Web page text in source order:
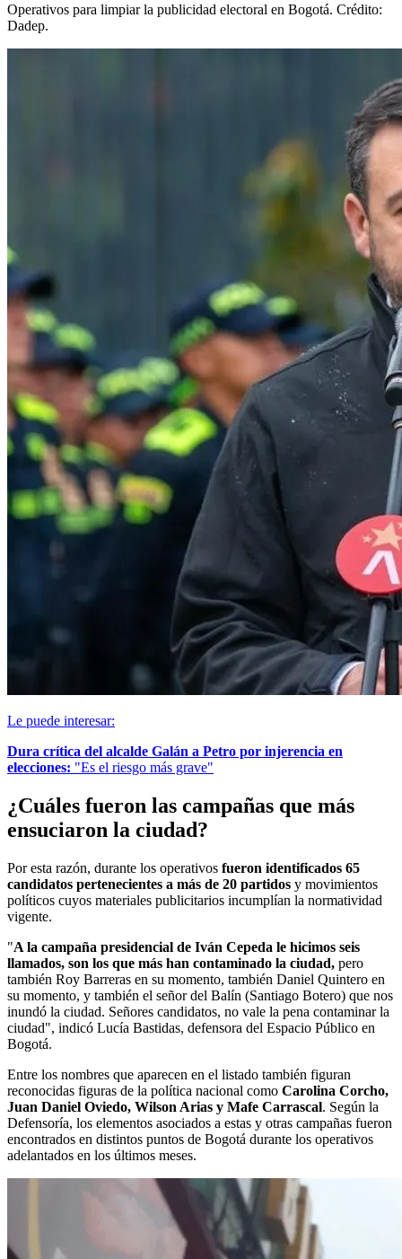
Operativos para limpiar la publicidad electoral en Bogotá. Crédito:
Dadep.
Le puede interesar:
Dura crítica del alcalde Galán a Petro por injerencia en
elecciones: "Es el riesgo más grave"
¿Cuáles fueron las campañas que más
ensuciaron la ciudad?
Por esta razón, durante los operativos fueron identificados 65
candidatos pertenecientes a más de 20 partidos y movimientos
políticos cuyos materiales publicitarios incumplían la normatividad
vigente.
"A la campaña presidencial de Iván Cepeda le hicimos seis
llamados, son los que más han contaminado la ciudad, pero
también Roy Barreras en su momento, también Daniel Quintero en
su momento, y también el señor del Balín (Santiago Botero) que nos
inundó la ciudad. Señores candidatos, no vale la pena contaminar la
ciudad", indicó Lucía Bastidas, defensora del Espacio Público en
Bogotá.
Entre los nombres que aparecen en el listado también figuran
reconocidas figuras de la política nacional como Carolina Corcho,
Juan Daniel Oviedo, Wilson Arias y Mafe Carrascal. Según la
Defensoría, los elementos asociados a estas y otras campañas fueron
encontrados en distintos puntos de Bogotá durante los operativos
adelantados en los últimos meses.